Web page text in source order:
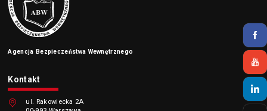
Agencja Bezpieczeństwa Wewnętrznego
Kontakt
ul. Rakowiecka 2A